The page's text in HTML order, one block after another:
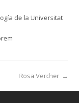
de la Universitat
Rosa Vercher →